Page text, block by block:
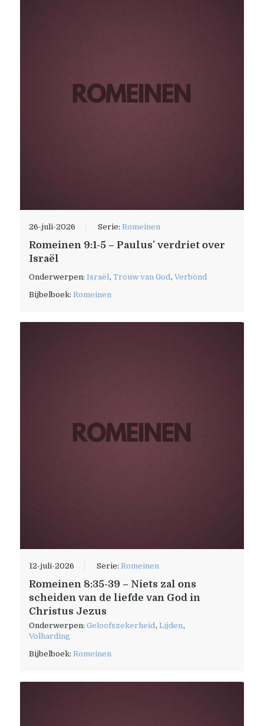
26-juli-2026 Serie:Romeinen
Romeinen 9:1-5 – Paulus’ verdriet over
Israël
Onderwerpen:Israël ,Trouw van God ,Verbond
Bijbelboek:Romeinen
12-juli-2026 Serie:Romeinen
Romeinen 8:35-39 – Niets zal ons
scheiden van de liefde van God in
Christus Jezus
Onderwerpen:Geloofszekerheid,Lijden,
Volharding
Bijbelboek:Romeinen